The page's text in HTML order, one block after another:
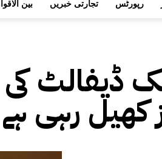
بین تجارتی خبریں رپورٹس
ڈیفالٹ
رہی ہے